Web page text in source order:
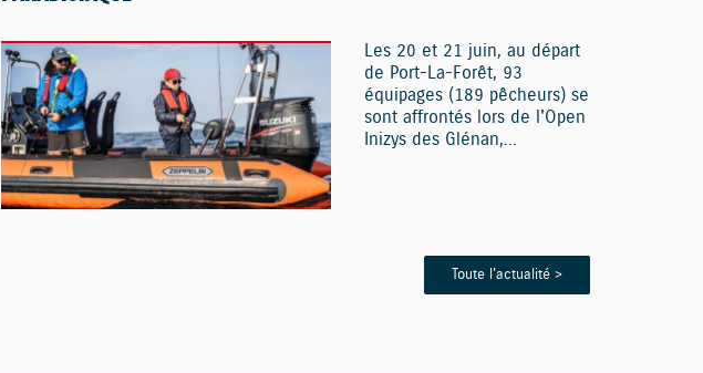
Les 20 et 21 juin, au départ
de Port-La-Forêt, 93
équipages (189 pêcheurs) se
sont affrontés lors de l'Open
Inizys des Glénan,...
Toute l'actualité >